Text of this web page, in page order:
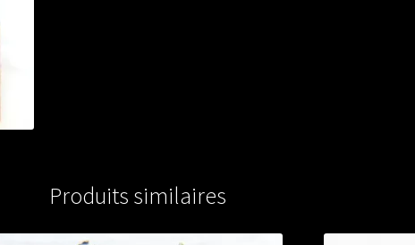
Produits similaires